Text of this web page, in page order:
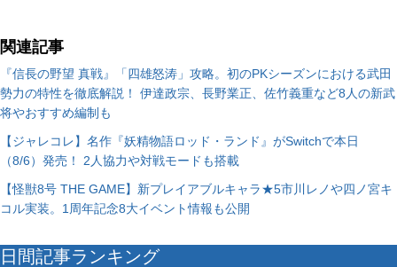
関連記事
『信長の野望 真戦』「四雄怒涛」攻略。初のPKシーズンにおける武田
勢力の特性を徹底解説！ 伊達政宗、長野業正、佐竹義重など8人の新武
将やおすすめ編制も
【ジャレコレ】名作『妖精物語ロッド・ランド』がSwitchで本日
（8/6）発売！ 2人協力や対戦モードも搭載
【怪獣8号 THE GAME】新プレイアブルキャラ★5市川レノや四ノ宮キ
コル実装。1周年記念8大イベント情報も公開
日間記事ランキング